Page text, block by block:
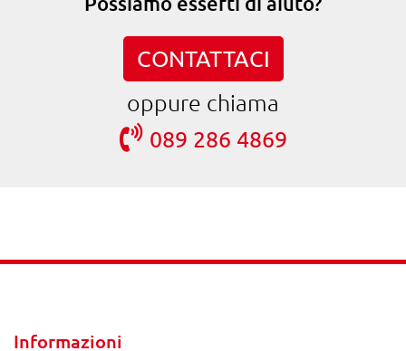
CONTATTACI
oppure chiama
089 286 4869
Informazioni